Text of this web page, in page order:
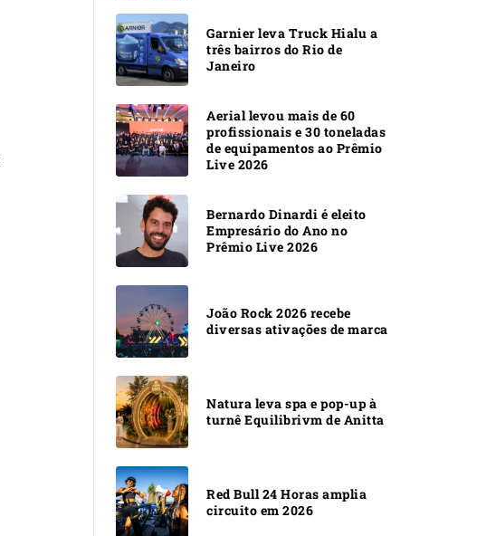
Garnier leva Truck Hialu a
três bairros do Rio de
Janeiro
Aerial levou mais de 60
profissionais e 30 toneladas
de equipamentos ao Prêmio
Live 2026
Bernardo Dinardi é eleito
Empresário do Ano no
Prêmio Live 2026
João Rock 2026 recebe
diversas ativações de marca
Natura leva spa e pop-up à
turnê Equilibrivm de Anitta
Red Bull 24 Horas amplia
circuito em 2026